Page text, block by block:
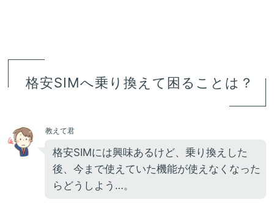
格安SIMへ乗り換えて困ることは？
教えて君
格安SIMには興味あるけど、乗り換えした
後、今まで使えていた機能が使えなくなった
らどうしよう…。